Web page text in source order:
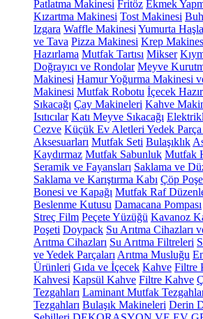
Patlatma Makinesi Fritöz Ekmek
Kızartma Makinesi Tost Makinesi
Izgara Waffle Makinesi Yumurta
ve Tava Pizza Makinesi Krep
Hazırlama Mutfak Tartısı Mikser
Doğrayıcı ve Rondolar Meyve
Makinesi Hamur Yoğurma Makinesi
Makinesi Mutfak Robotu İçecek
Sıkacağı Çay Makineleri Kahve
Isıtıcılar Katı Meyve Sıkacağı
Cezve Küçük Ev Aletleri Yedek Parça
Aksesuarları Mutfak Seti Bulaşıklık
Kaydırmaz Mutfak Sabunluk Mutfak
Seramik ve Fayansları Saklama ve
Saklama ve Karıştırma Kabı Çöp
Bonesi ve Kapağı Mutfak Raf
Beslenme Kutusu Damacana Pompası
Streç Film Peçete Yüzüğü Kavanoz
Poşeti Doypack Su Arıtma Cihazları
Arıtma Cihazları Su Arıtma Filtreleri
ve Yedek Parçaları Arıtma Musluğu
Ürünleri Gıda ve İçecek Kahve Filtre
Kahvesi Kapsül Kahve Filtre Kahve
Tezgahları Laminant Mutfak
Tezgahları Bulaşık Makineleri Derin